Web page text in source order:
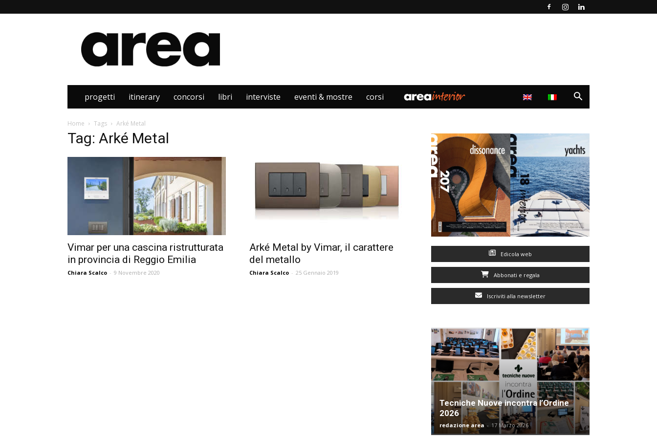
Area
progetti itinerary concorsi libri interviste eventi & mostre corsi
Home Tags Arké Metal
Tag: Arké Metal
Vimar per una cascina ristrutturata
in provincia di Reggio Emilia
Chiara Scalco - 9 Novembre 2020
Arké Metal by Vimar, il carattere
del metallo
Chiara Scalco - 25 Gennaio 2019
Edicola web
Abbonati e regala
Iscriviti alla newsletter
Tecniche Nuove incontra l’Ordine
2026
redazione area - 17 Marzo 2026